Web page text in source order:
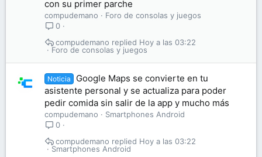
con su primer parche
compudemano
Foro de consolas y juegos
0
Foro de consolas y juegos
Hoy a las 03:22
compudemano
Noticia
Google Maps se convierte en tu
asistente personal y se actualiza para poder
pedir comida sin salir de la app y mucho más
compudemano
Smartphones Android
0
Smartphones Android
Hoy a las 03:22
compudemano